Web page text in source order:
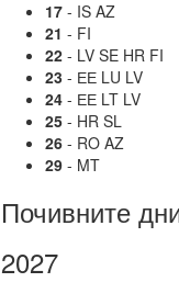
17- IS AZ
21 - FI
22- LV SE HR FI
23- ЕЕ LU LV
24- ЕЕ LT LV
25- HR SL
26- RO AZ
29- MT
Почивните
2027